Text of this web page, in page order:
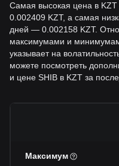
Самая высокая цена в
0.002409 KZT, а самая
дней — 0.002158 KZT.
максимумами и
указывает на
можете посмотреть
и цене SHIB в KZT за
Максимум